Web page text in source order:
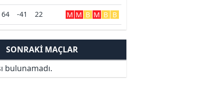
64 -41 22 M M B M B B
SONRAKI MAÇLAR
bulunamadı.